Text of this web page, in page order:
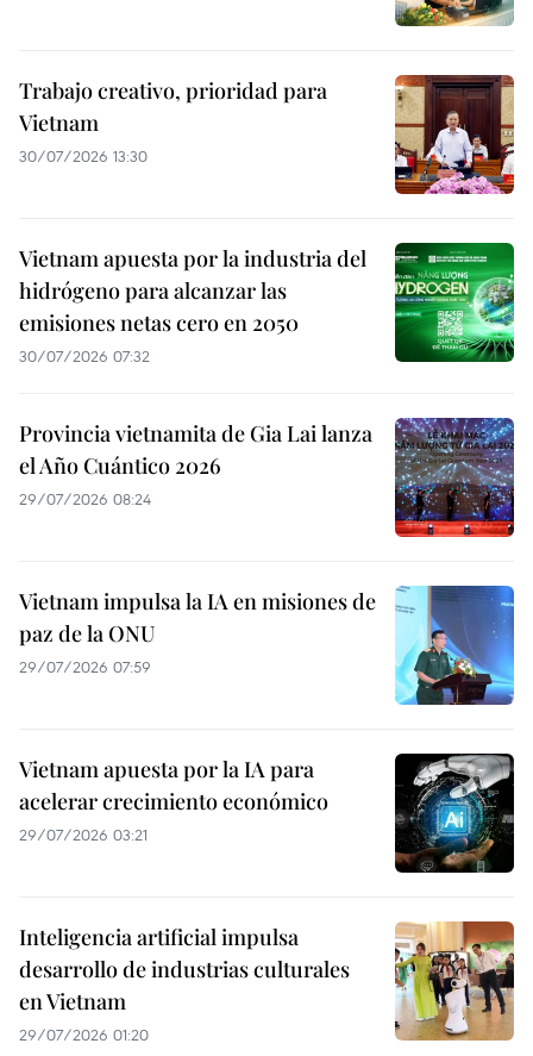
Trabajo creativo, prioridad para
Vietnam
30/07/2026 13:30
Vietnam apuesta por la industria del
hidrógeno para alcanzar las
emisiones netas cero en 2050
30/07/2026 07:32
Provincia vietnamita de Gia Lai lanza
el Año Cuántico 2026
29/07/2026 08:24
Vietnam impulsa la IA en misiones de
paz de la ONU
29/07/2026 07:59
Vietnam apuesta por la IA para
acelerar crecimiento económico
29/07/2026 03:21
Inteligencia artificial impulsa
desarrollo de industrias culturales
en Vietnam
29/07/2026 01:20